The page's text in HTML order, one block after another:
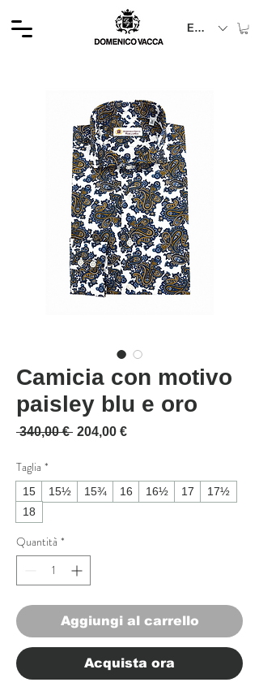
EUR (€)
Camicia con motivo
paisley blu e oro
340,00 € Prezzo regolare
204,00 €Prezzo scontato
Taglia *
15 15½ 15¾ 16 16½ 17
17½
18
Quantità *
Aggiungi al carrello
Acquista ora